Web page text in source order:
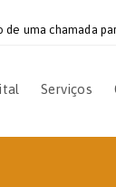
de uma chamada
Serviços